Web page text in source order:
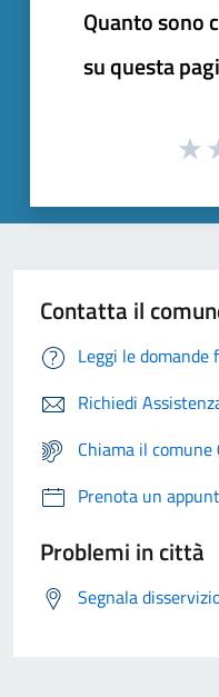
Quanto sono
su questa
Contatta il
Leggi le domande
Richiedi
Chiama il
Prenota un
Problemi in città
Segnala